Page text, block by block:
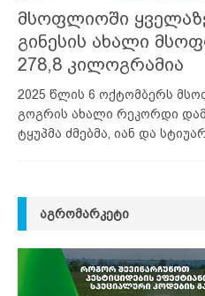
მსოფლიოში
გინესის ახალი
278,8 კილოგრამია
2025 წლის 6 ოქტომბერს
გოგრის ახალი რეკორდი
ტყუპმა ძმებმა, იან და
ᲐᲒᲠᲝᲛᲐᲠᲙᲔᲢᲘ